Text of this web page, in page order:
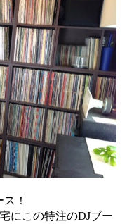
！
にこの特注のDJブー